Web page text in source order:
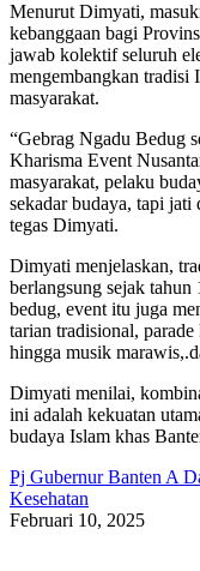
Menurut Dimyati,
kebanggaan bagi
jawab kolektif seluruh
mengembangkan tradisi
masyarakat.
“Gebrag Ngadu Bedug
Kharisma Event
masyarakat, pelaku
sekadar budaya, tapi jati
tegas Dimyati.
Dimyati menjelaskan,
berlangsung sejak
bedug, event itu juga
tarian tradisional,
hingga musik
Dimyati menilai,
ini adalah kekuatan
budaya Islam khas
Pj Gubernur Banten A
Kesehatan
Februari 10, 2025